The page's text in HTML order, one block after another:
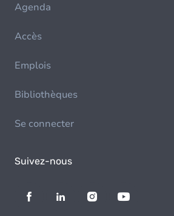
Agenda
Accès
Emplois
Bibliothèques
Se connecter
Suivez-nous